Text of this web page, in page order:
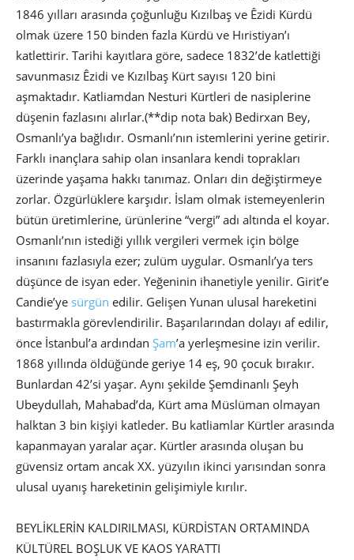
1846 yılları arasında çoğunluğu Kızılbaş ve Êzidi Kürdü
olmak üzere 150 binden fazla Kürdü ve Hıristiyan’ı
katlettirir. Tarihi kayıtlara göre, sadece 1832’de katlettiği
savunmasız Êzidi ve Kızılbaş Kürt sayısı 120 bini
aşmaktadır. Katliamdan Nesturi Kürtleri de nasiplerine
düşenin fazlasını alırlar.(**dip nota bak) Bedirxan Bey,
Osmanlı’ya bağlıdır. Osmanlı’nın istemlerini yerine getirir.
Farklı inançlara sahip olan insanlara kendi toprakları
üzerinde yaşama hakkı tanımaz. Onları din değiştirmeye
zorlar. Özgürlüklere karşıdır. İslam olmak istemeyenlerin
bütün üretimlerine, ürünlerine “vergi” adı altında el koyar.
Osmanlı’nın istediği yıllık vergileri vermek için bölge
insanını fazlasıyla ezer; zulüm uygular. Osmanlı’ya ters
düşünce de isyan eder. Yeğeninin ihanetiyle yenilir. Girit’e
Candie’ye sürgün edilir. Gelişen Yunan ulusal hareketini
bastırmakla görevlendirilir. Başarılarından dolayı af edilir,
önce İstanbul’a ardından Şam’a yerleşmesine izin verilir.
1868 yıllında öldüğünde geriye 14 eş, 90 çocuk bırakır.
Bunlardan 42’si yaşar. Aynı şekilde Şemdinanlı Şeyh
Ubeydullah, Mahabad’da, Kürt ama Müslüman olmayan
halktan 3 bin kişiyi katleder. Bu katliamlar Kürtler arasında
kapanmayan yaralar açar. Kürtler arasında oluşan bu
güvensiz ortam ancak XX. yüzyılın ikinci yarısından sonra
ulusal uyanış hareketinin gelişimiyle kırılır.
BEYLİKLERİN KALDIRILMASI, KÜRDİSTAN ORTAMINDA
KÜLTÜREL BOŞLUK VE KAOS YARATTI